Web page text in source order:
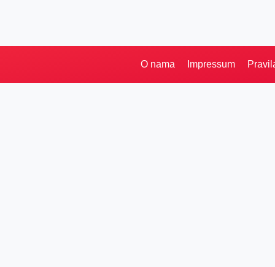
O nama Impressum